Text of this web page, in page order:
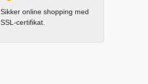
Sikker online shopping med
SSL-certifikat.